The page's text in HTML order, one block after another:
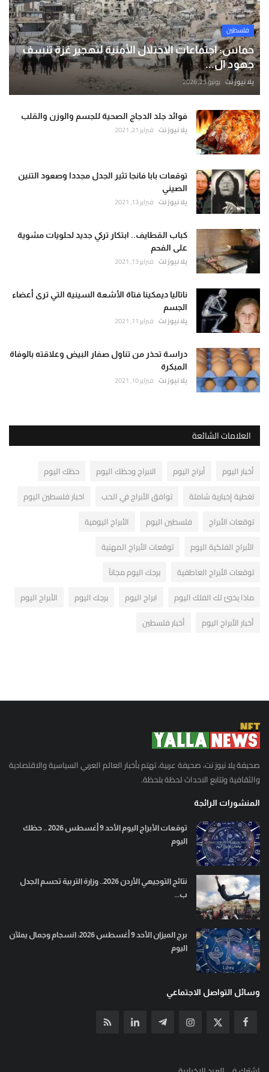
فلسطين
حماس: اجتماعات الاحتلال الأمنية لتهجير غزة تنسف
جهود ال...
يلا نيوز نت يونيو 25, 2026
فوائد جلد الدجاج الصحية للجسم والوزن والقلب
يلا نيوز نت فبراير 21, 2021
توقعات بابا فانجا تثير الجدل مجددا وصعود التنين
الصيني
يلا نيوز نت فبراير 13, 2021
كباب القطايف.. ابتكار تركي جديد لحلويات مشوية
على الفحم
يلا نيوز نت فبراير 13, 2021
ناتاليا ديمكينا فتاة الأشعة السينية التي ترى أعضاء
الجسم
يلا نيوز نت فبراير 11, 2021
دراسة تحذر من تناول صفار البيض وعلاقته بالوفاة
المبكرة
يلا نيوز نت فبراير 10, 2021
العلامات الشائعة
أخبار اليوم أبراج اليوم الابراج وحظك اليوم
حظك اليوم
تغطية إخبارية شاملة
توافق الأبراج في الحب
اخبار فلسطين اليوم
توقعات الأبراج
فلسطين اليوم
الأبراج اليومية
الأبراج الفلكية اليوم
توقعات الأبراج المهنية
توقعات الأبراج العاطفية
برجك اليوم مجاناً
ماذا يخبئ لك الفلك اليوم
ابراج اليوم برجك اليوم
الأبراج اليوم
أخبار الأبراج اليوم
أخبار فلسطين
صحيفة يلا نيوز نت، صحيفة عربية، تهتم بأخبار العالم العربي السياسية والاقتصادية
والثقافية وتتابع الاحداث لحظة بلحظة.
المنشورات الرائجة
توقعات الأبراج اليوم الأحد 9 أغسطس 2026 .. حظك
اليوم
نتائج التوجيهي الأردن 2026.. وزارة التربية تحسم الجدل
ب...
برج الميزان الأحد 9 أغسطس 2026: انسجام وجمال يملآن
اليوم
وسائل التواصل الاجتماعي